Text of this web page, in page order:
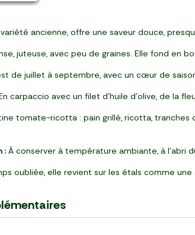
ancienne, offre une saveur douce,
juteuse, avec peu de graines. Elle fond en
de juillet à septembre, avec un cœur de
carpaccio avec un filet d’huile d’olive, de la
tomate-ricotta : pain grillé, ricotta, tranches
: À conserver à température ambiante, à l’abri
oubliée, elle revient sur les étals comme